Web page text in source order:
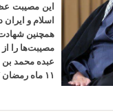
این مصیبت
اسلام و
همچنین
مصیبت‌ها را
عبده محمد بن
۱۱ ماه رمضان ۱۴۴۷